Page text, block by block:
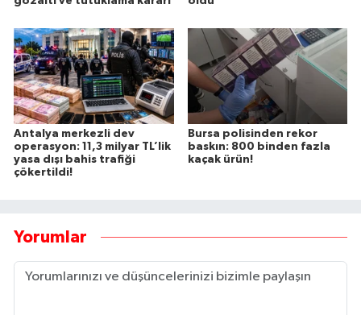
Antalya merkezli dev
operasyon: 11,3 milyar TL’lik
yasa dışı bahis trafiği
çökertildi!
Bursa polisinden rekor
baskın: 800 binden fazla
kaçak ürün!
Yorumlar